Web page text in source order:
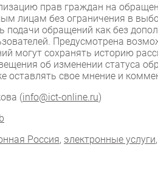
прав граждан на
лицам без ограничения в
обращений как без
Предусмотрена
могут сохранять историю
об изменении статуса
оставлять свое мнение и
(info@ict-online.ru)
Россия, электронные услуги,